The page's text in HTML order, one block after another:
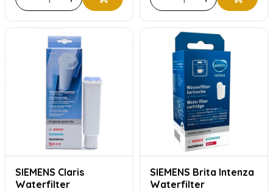
SIEMENS Claris
Waterfilter
SIEMENS Brita Intenza
Waterfilter